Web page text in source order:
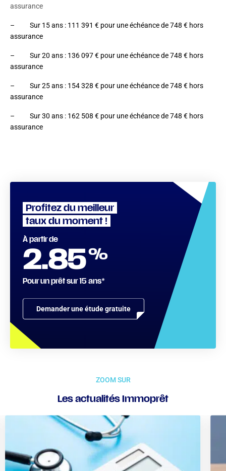
assurance
– Sur 15 ans : 111 391 € pour une échéance de 748 € hors
assurance
– Sur 20 ans : 136 097 € pour une échéance de 748 € hors
assurance
– Sur 25 ans : 154 328 € pour une échéance de 748 € hors
assurance
– Sur 30 ans : 162 508 € pour une échéance de 748 € hors
assurance
Profitez du meilleur
taux du moment !
Demander une étude gratuite
À partir de
2.85%
Pour un prêt sur 15 ans*
ZOOM SUR
Les actualités Immoprêt